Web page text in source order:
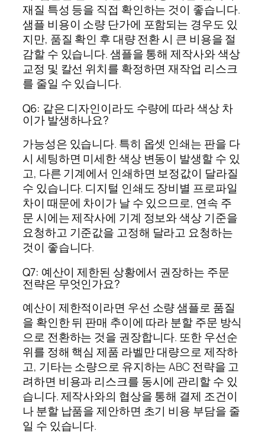
재질 특성 등을 직접 확인하는 것이 좋습니다.
샘플 비용이 소량 단가에 포함되는 경우도 있
지만, 품질 확인 후 대량 전환 시 큰 비용을 절
감할 수 있습니다. 샘플을 통해 제작사와 색상
교정 및 칼선 위치를 확정하면 재작업 리스크
를 줄일 수 있습니다.
Q6: 같은 디자인이라도 수량에 따라 색상 차
이가 발생하나요?
가능성은 있습니다. 특히 옵셋 인쇄는 판을 다
시 세팅하면 미세한 색상 변동이 발생할 수 있
고, 다른 기계에서 인쇄하면 보정값이 달라질
수 있습니다. 디지털 인쇄도 장비별 프로파일
차이 때문에 차이가 날 수 있으므로, 연속 주
문 시에는 제작사에 기계 정보와 색상 기준을
요청하고 기준값을 고정해 달라고 요청하는
것이 좋습니다.
Q7: 예산이 제한된 상황에서 권장하는 주문
전략은 무엇인가요?
예산이 제한적이라면 우선 소량 샘플로 품질
을 확인한 뒤 판매 추이에 따라 분할 주문 방식
으로 전환하는 것을 권장합니다. 또한 우선순
위를 정해 핵심 제품 라벨만 대량으로 제작하
고, 기타는 소량으로 유지하는 ABC 전략을 고
려하면 비용과 리스크를 동시에 관리할 수 있
습니다. 제작사와의 협상을 통해 결제 조건이
나 분할 납품을 제안하면 초기 비용 부담을 줄
일 수 있습니다.